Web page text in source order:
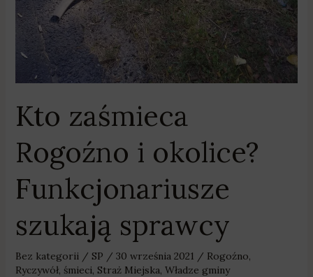
Kto zaśmieca
Rogoźno i okolice?
Funkcjonariusze
szukają sprawcy
Bez kategorii / SP / 30 września 2021 / Rogoźno
Ryczywół, śmieci Straż Miejska Władze gminy